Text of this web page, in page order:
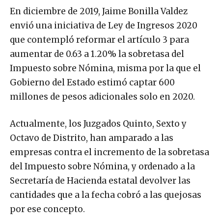
En diciembre de 2019, Jaime Bonilla Valdez
envió una iniciativa de Ley de Ingresos 2020
que contempló reformar el artículo 3 para
aumentar de 0.63 a 1.20% la sobretasa del
Impuesto sobre Nómina, misma por la que el
Gobierno del Estado estimó captar 600
millones de pesos adicionales solo en 2020.
Actualmente, los Juzgados Quinto, Sexto y
Octavo de Distrito, han amparado a las
empresas contra el incremento de la sobretasa
del Impuesto sobre Nómina, y ordenado a la
Secretaría de Hacienda estatal devolver las
cantidades que a la fecha cobró a las quejosas
por ese concepto.